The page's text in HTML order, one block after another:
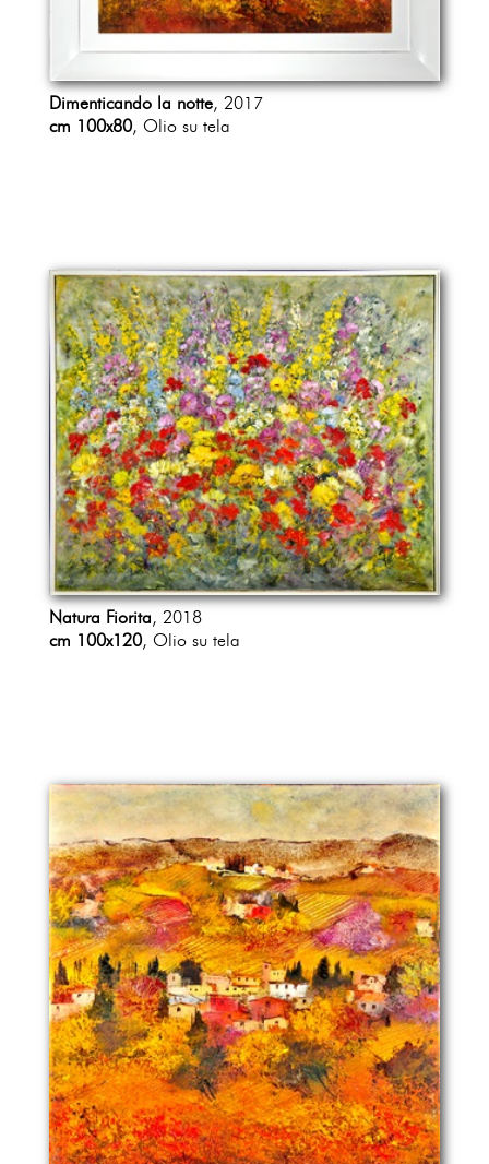
Dimenticando la notte, 2017
cm 100x80, Olio su tela
Natura Fiorita, 2018
cm 100x120, Olio su tela